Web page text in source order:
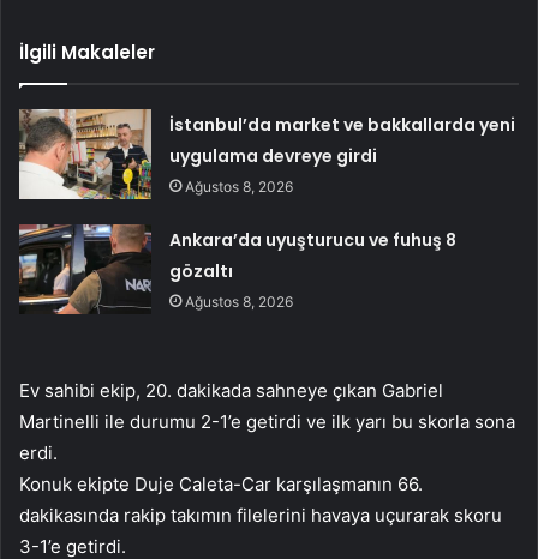
İlgili Makaleler
İstanbul’da market ve bakkallarda yeni
uygulama devreye girdi
Ağustos 8, 2026
Ankara’da uyuşturucu ve fuhuş 8
gözaltı
Ağustos 8, 2026
Ev sahibi ekip, 20. dakikada sahneye çıkan Gabriel
Martinelli ile durumu 2-1’e getirdi ve ilk yarı bu skorla sona
erdi.
Konuk ekipte Duje Caleta-Car karşılaşmanın 66.
dakikasında rakip takımın filelerini havaya uçurarak skoru
3-1’e getirdi.